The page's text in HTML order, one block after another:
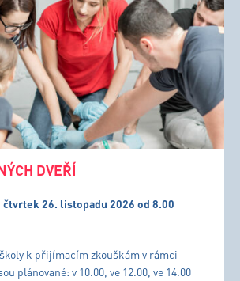
DVEŘÍ
čtvrtek 26. listopadu 2026 od 8.00
k přijímacím zkouškám v rámci
plánované: v 10.00, ve 12.00, ve 14.00